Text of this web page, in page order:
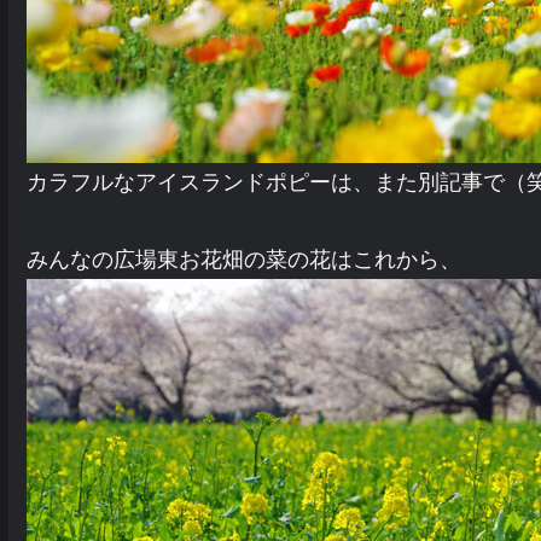
カラフルなアイスランドポピーは、また別記事で（
みんなの広場東お花畑の菜の花はこれから、